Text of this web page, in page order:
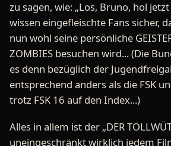
zu sagen, wie: „Los, Bruno, hol jetzt
wissen eingefleischte Fans sicher,
nun wohl seine persönliche
ZOMBIES besuchen wird... (Die
es denn bezüglich der
entsprechend anders als die FSK
trotz FSK 16 auf den Index...)
Alles in allem ist der „DER
uneingeschränkt wirklich jedem